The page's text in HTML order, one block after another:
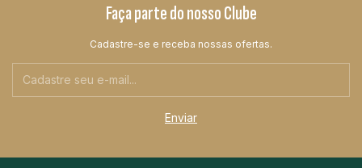
Faça parte do nosso Clube
Cadastre-se e receba nossas ofertas.